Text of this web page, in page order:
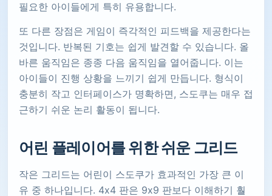
필요한 아이들에게 특히 유용합니다.
또 다른 장점은 게임이 즉각적인 피드백을 제공한다는
것입니다. 반복된 기호는 쉽게 발견할 수 있습니다. 올
바른 움직임은 종종 다음 움직임을 열어줍니다. 이는
아이들이 진행 상황을 느끼기 쉽게 만듭니다. 형식이
충분히 작고 인터페이스가 명확하면, 스도쿠는 매우 접
근하기 쉬운 논리 활동이 됩니다.
어린 플레이어를 위한 쉬운 그리드
작은 그리드는 어린이 스도쿠가 효과적인 가장 큰 이
유 중 하나입니다. 4x4 판은 9x9 판보다 이해하기 훨